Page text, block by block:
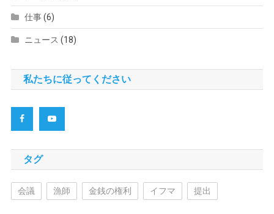
仕事(6)
ニュース (18)
私たちに従ってください
タグ
会議 漁師 金銭の権利 イフマ 提出